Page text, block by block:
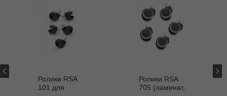
Ролики RSA
101 для
Ролики RSA
705 (ламинат,